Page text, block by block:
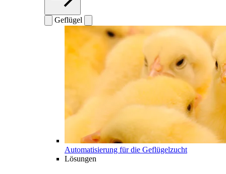
Geflügel
Automatisierung für die Geflügelzucht
Lösungen